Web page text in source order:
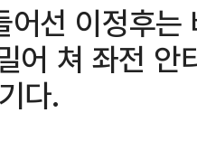
선 이정후
쳐 좌전 안
다.